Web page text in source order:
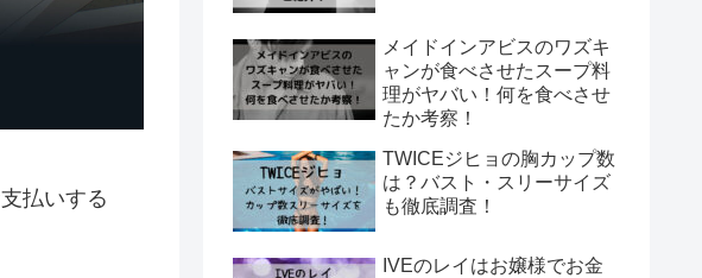
払いする
メイドインアビスのワズキ
ャンが食べさせたスープ料
理がヤバい！何を食べさせ
たか考察！
TWICEジヒョの胸カップ数
は？バスト・スリーサイズ
も徹底調査！
IVEのレイはお嬢様でお金